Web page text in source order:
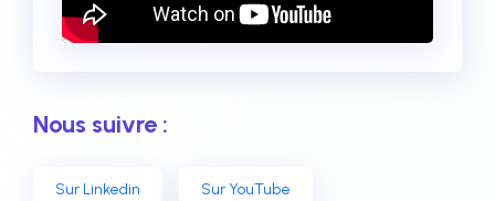
Nous suivre :
Sur Linkedin Sur YouTube